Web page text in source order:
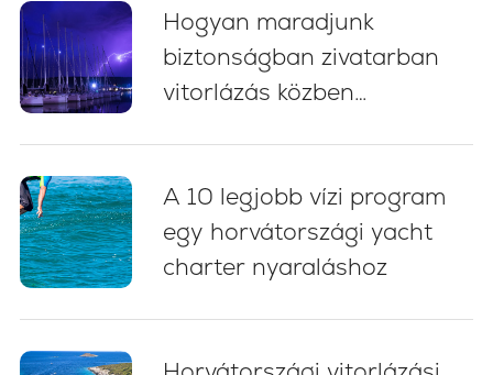
Hogyan maradjunk
biztonságban zivatarban
vitorlázás közben
A 10 legjobb vízi program
egy horvátországi yacht
charter nyaraláshoz